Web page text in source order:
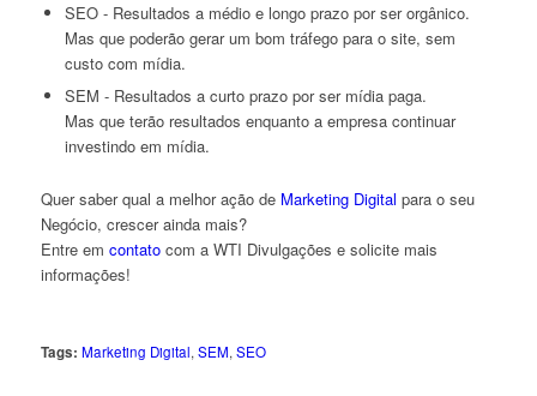
SEO - Resultados a médio e longo prazo por ser orgânico.
Mas que poderão gerar um bom tráfego para o site, sem
custo com mídia.
SEM - Resultados a curto prazo por ser mídia paga.
Mas que terão resultados enquanto a empresa continuar
investindo em mídia.
Quer saber qual a melhor ação de Marketing Digital para o seu
Negócio, crescer ainda mais?
Entre em contatocom a WTI Divulgações e solicite mais
informações!
Tags: Marketing Digital,SEM,SEO